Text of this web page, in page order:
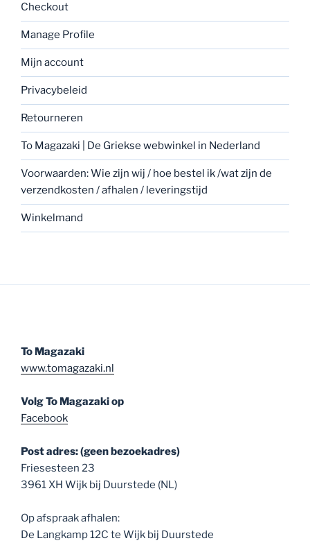
Checkout
Manage Profile
Mijn account
Privacybeleid
Retourneren
To Magazaki | De Griekse webwinkel in Nederland
Voorwaarden: Wie zijn wij / hoe bestel ik /wat zijn de
verzendkosten / afhalen / leveringstijd
Winkelmand
To Magazaki
www.tomagazaki.nl
Volg To Magazaki op
Facebook
Post adres: (geen bezoekadres)
Friesesteen 23
3961 XH Wijk bij Duurstede (NL)
Op afspraak afhalen:
De Langkamp 12C te Wijk bij Duurstede